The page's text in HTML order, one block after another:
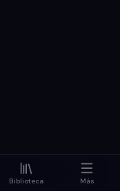
Biblioteca Más